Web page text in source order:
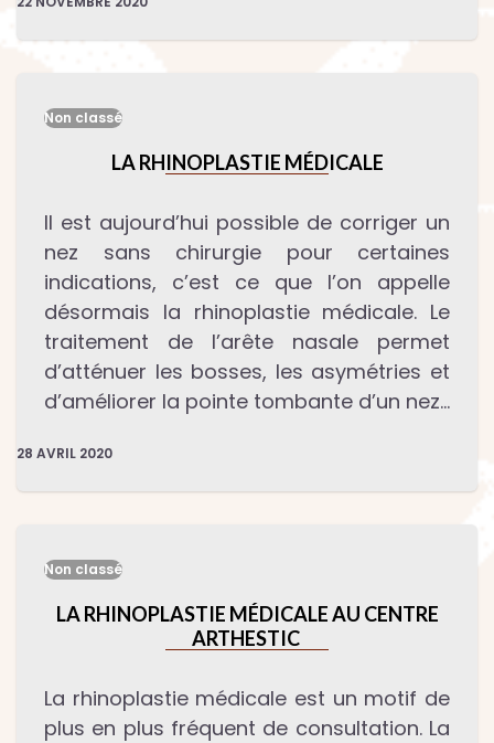
Non classé
LA RHINOPLASTIE MÉDICALE
Il est aujourd’hui possible de corriger un
nez sans chirurgie pour certaines
indications, c’est ce que l’on appelle
désormais la rhinoplastie médicale. Le
traitement de l’arête nasale permet
d’atténuer les bosses, les asymétries et
d’améliorer la pointe tombante d’un nez…
28 AVRIL 2020
Non classé
LA RHINOPLASTIE MÉDICALE AU CENTRE
ARTHESTIC
La rhinoplastie médicale est un motif de
plus en plus fréquent de consultation. La